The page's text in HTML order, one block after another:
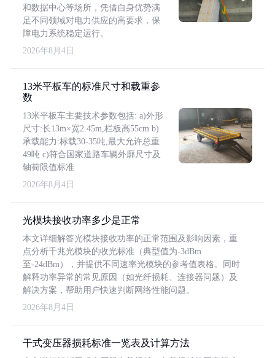
和数据中心等场所，凭借自身优势满
足不同领域对电力供应的高要求，保
障电力系统稳定运行。
2026年8月4日
13米平板车的标准尺寸和载重参
数
13米平板车主要技术参数包括: a)外形
尺寸:长13m×宽2.45m,栏板高55cm b)
承载能力:标载30-35吨,最大允许总重
49吨 c)符合国家道路车辆外廓尺寸及
轴荷限值标准
2026年8月4日
光模块接收功率多少是正常
本文详细解答光模块接收功率的正常范围及影响因素，重
点分析千兆光模块的收光标准（典型值为-3dBm
至-24dBm），并提供不同速率光模块的参考值表格。同时
解释功率异常的常见原因（如光纤损耗、连接器问题）及
解决方案，帮助用户快速判断网络性能问题。
2026年8月4日
干式变压器损耗标准一览表及计算方法